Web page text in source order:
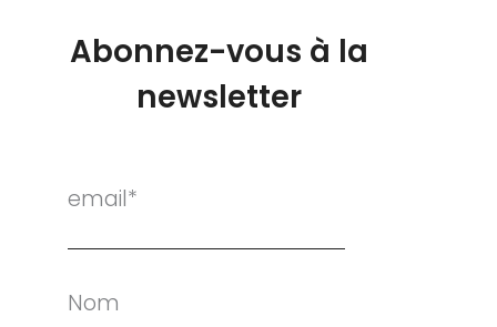
Abonnez-vous à la
newsletter
email*
Nom